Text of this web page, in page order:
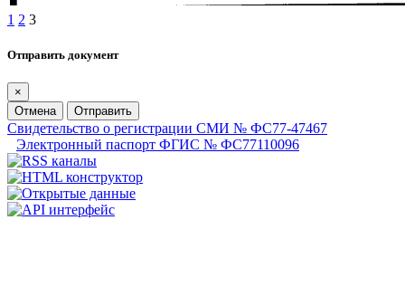
1 2 3
Отправить документ
×
Отмена
Отправить
Свидетельство о регистрации СМИ № ФС77-47467
Электронный паспорт ФГИС № ФС77110096